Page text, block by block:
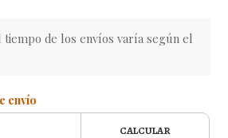
tiempo de los envíos varía según el
envío
CALCULAR